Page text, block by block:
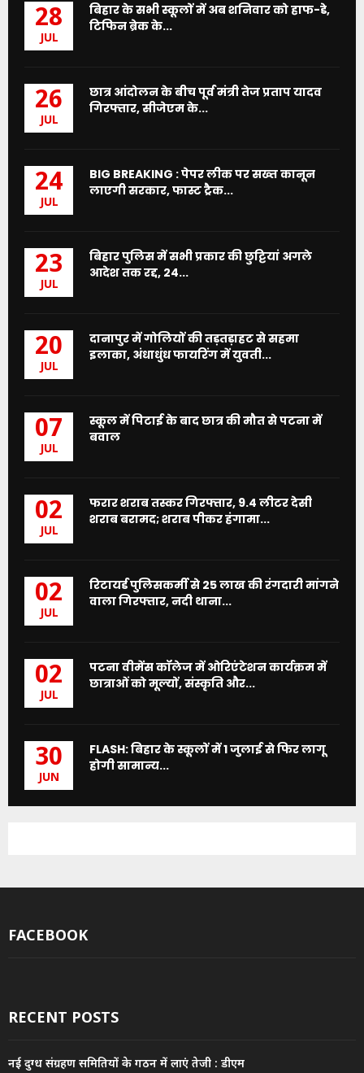
28
JUL
बिहार के सभी स्कूलों में अब शनिवार को हाफ-डे,
टिफिन ब्रेक के...
26
JUL
छात्र आंदोलन के बीच पूर्व मंत्री तेज प्रताप यादव
गिरफ्तार, सीजेएम के...
24
JUL
BIG BREAKING : पेपर लीक पर सख्त कानून
लाएगी सरकार, फास्ट ट्रैक...
23
JUL
बिहार पुलिस में सभी प्रकार की छुट्टियां अगले
आदेश तक रद्द, 24...
20
JUL
दानापुर में गोलियों की तड़तड़ाहट से सहमा
इलाका, अंधाधुंध फायरिंग में युवती...
07
JUL
स्कूल में पिटाई के बाद छात्र की मौत से पटना में
बवाल
02
JUL
फरार शराब तस्कर गिरफ्तार, 9.4 लीटर देसी
शराब बरामद; शराब पीकर हंगामा...
02
JUL
रिटायर्ड पुलिसकर्मी से 25 लाख की रंगदारी मांगने
वाला गिरफ्तार, नदी थाना...
02
JUL
पटना वीमेंस कॉलेज में ओरिएंटेशन कार्यक्रम में
छात्राओं को मूल्यों, संस्कृति और...
30
JUN
FLASH: बिहार के स्कूलों में 1 जुलाई से फिर लागू
होगी सामान्य...
FACEBOOK
RECENT POSTS
नई दुग्ध संग्रहण समितियों के गठन में लाएं तेजी : डीएम